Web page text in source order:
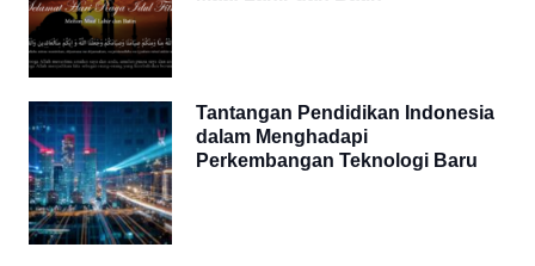
Tantangan Pendidikan Indonesia
dalam Menghadapi
Perkembangan Teknologi Baru